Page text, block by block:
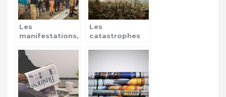
Les
manifestations,
revendications
Les
catastrophes